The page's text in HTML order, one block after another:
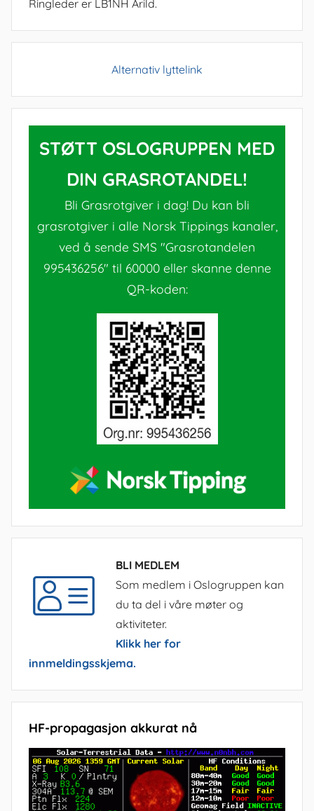
Ringleder er LB1NH Arild.
Alternativ lyttelink
STØTT OSLOGRUPPEN MED
DIN GRASROTANDEL!
Bli Grasrotgiver i dag! Du kan bli
grasrotgiver i alle Norsk Tippings kanaler,
ved å sende SMS "Grasrotandelen
995436256" til 60000 eller skanne denne
QR-koden:
BLI MEDLEM
Som medlem i Oslogruppen kan
du ta del i våre møter og
aktiviteter.
Klikk her for
innmeldingsskjema.
HF-propagasjon akkurat nå